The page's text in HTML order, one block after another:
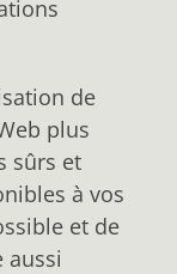
de
plus
sûrs et
à vos
et de
aussi